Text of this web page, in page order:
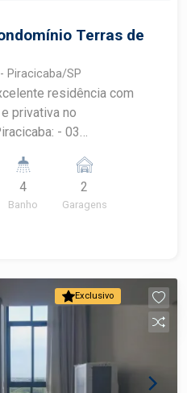
Terras de
Piracicaba/SP
residência com
privativa no
- 03
de tv; - Cozinhas
de jantar; -
- Piscina; - Sala de
4
Banho
2
Garagens
Exclusivo